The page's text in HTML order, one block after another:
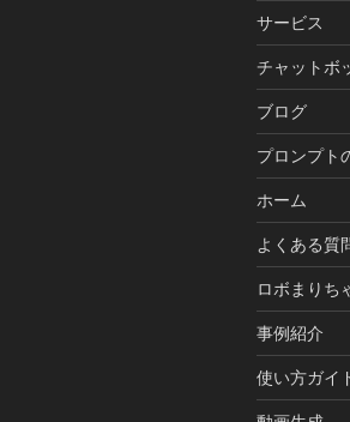
サービス
チャットボ
ブログ
プロンプト
ホーム
よくある質
ロボまりち
事例紹介
使い方ガイ